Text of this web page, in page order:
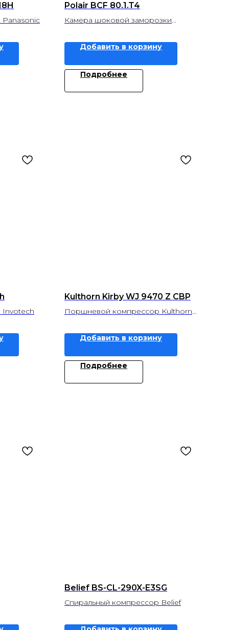
Polair BCF 80.1.T4
Камера шоковой заморозки
Добавить в корзину
Подробнее
Invotech
Kulthorn Kirby WJ 9470 Z CBP
Поршневой компрессор Kulthorn
Добавить в корзину
Подробнее
Belief BS-CL-290X-E3SG
Спиральный компрессор Belief